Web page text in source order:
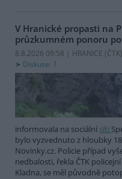
V Hranické propasti na
průzkumném ponoru
8.8.2026 09:58 | HRANICE (ČTK)
Diskuse: 1
informovala na sociální síti
bylo vyzvednuto z hloubky
Novinky.cz. Policie případ
nedbalosti, řekla ČTK
Kladna, se měl původně